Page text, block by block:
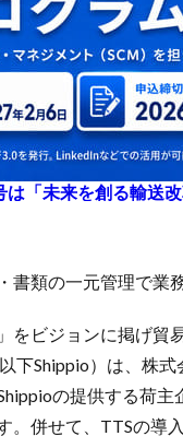
は「未来を創る輸送
書類の一元管理で業
をビジョンに掲げ
下Shippio）は、株
の提供する荷主
。併せて、TTSの導